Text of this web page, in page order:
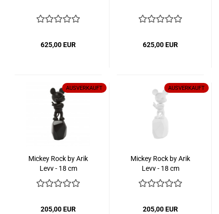
625,00 EUR 625,00 EUR
AUSVERKAUFT
Mickey Rock by Arik
Levy - 18 cm
205,00 EUR
AUSVERKAUFT
Mickey Rock by Arik
Levy - 18 cm
205,00 EUR